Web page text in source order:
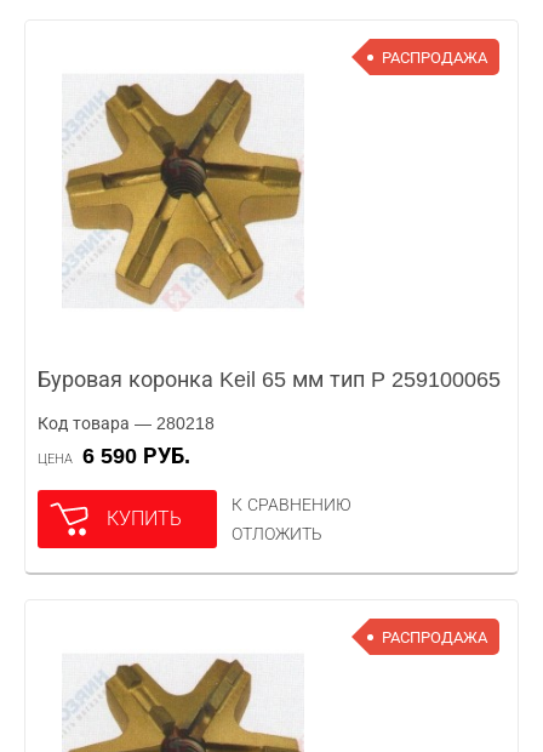
РАСПРОДАЖА
Буровая коронка Keil 65 мм тип P 259100065
Код товара — 280218
ЦЕНА 6 590 РУБ.
КУПИТЬ
К СРАВНЕНИЮ
ОТЛОЖИТЬ
РАСПРОДАЖА